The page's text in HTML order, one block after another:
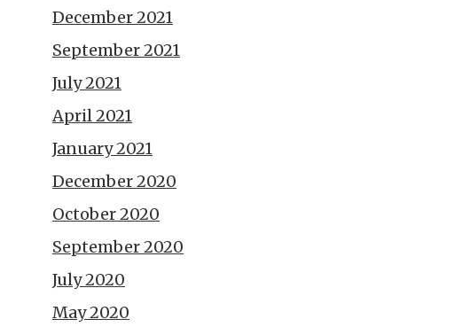
December 2021
September 2021
July 2021
April 2021
January 2021
December 2020
October 2020
September 2020
July 2020
May 2020